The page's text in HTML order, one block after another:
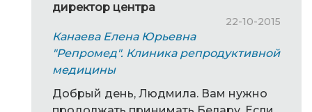
директор центра
22-10-2015
Канаева Елена Юрьевна
"Репромед". Клиника репродуктивной
медицины
Добрый день, Людмила. Вам нужно